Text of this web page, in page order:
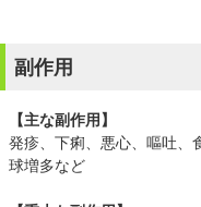
副作用
【主な副作用】
発疹、下痢、悪心、嘔吐、
球増多など